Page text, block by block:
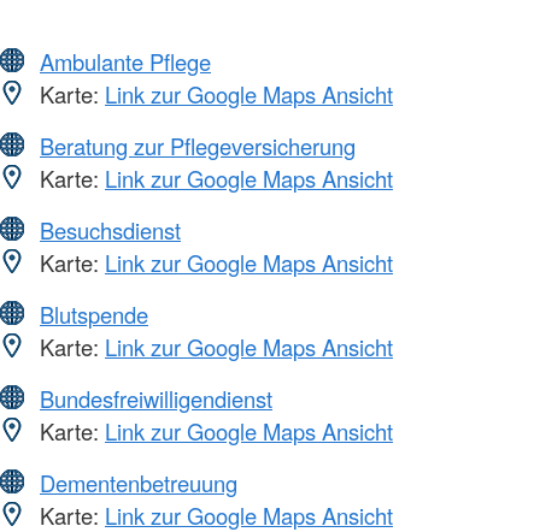
Ambulante Pflege
Karte: Link zur Google Maps Ansicht
Beratung zur Pflegeversicherung
Karte: Link zur Google Maps Ansicht
Besuchsdienst
Karte: Link zur Google Maps Ansicht
Blutspende
Karte: Link zur Google Maps Ansicht
Bundesfreiwilligendienst
Karte: Link zur Google Maps Ansicht
Dementenbetreuung
Karte: Link zur Google Maps Ansicht